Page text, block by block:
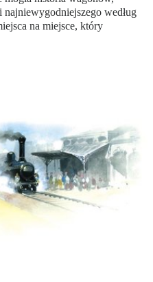
według
na miejsce, który